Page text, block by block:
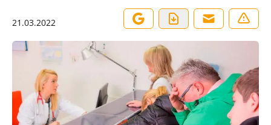
21.03.2022